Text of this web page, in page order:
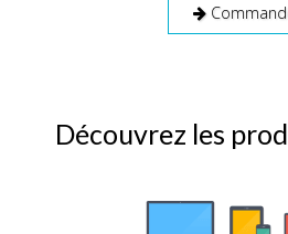
Découvrez les